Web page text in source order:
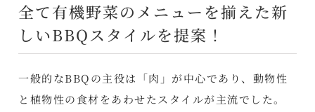
全て有機野菜のメニューを揃えた新
しいBBQスタイルを提案！
一般的なBBQの主役は「肉」が中心であり、動物性
と植物性の食材をあわせたスタイルが主流でした。